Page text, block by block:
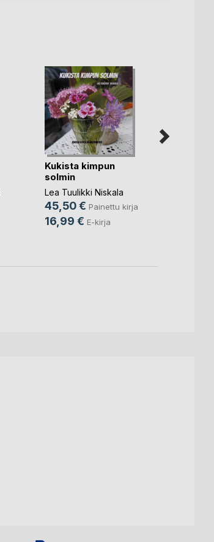
Kukista kimpun
solmin
Lea Tuulikki Niskala
45,50 € Painettu kirja
16,99 € E-kirja